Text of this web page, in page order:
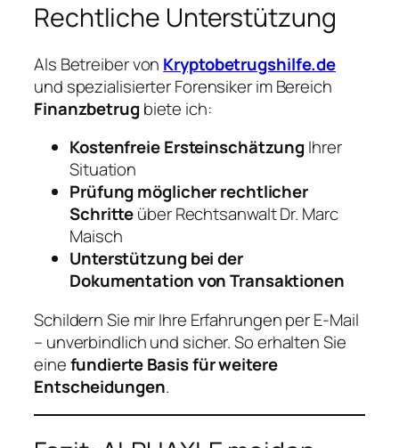
Rechtliche Unterstützung
Als Betreiber von Kryptobetrugshilfe.de
und spezialisierter Forensiker im Bereich
Finanzbetrug biete ich:
Kostenfreie Ersteinschätzung Ihrer
Situation
Prüfung möglicher rechtlicher
Schritteüber Rechtsanwalt Dr. Marc
Maisch
Unterstützung bei der
Dokumentation von Transaktionen
Schildern Sie mir Ihre Erfahrungen per E-Mail
– unverbindlich und sicher. So erhalten Sie
einefundierte Basis für weitere
Entscheidungen.